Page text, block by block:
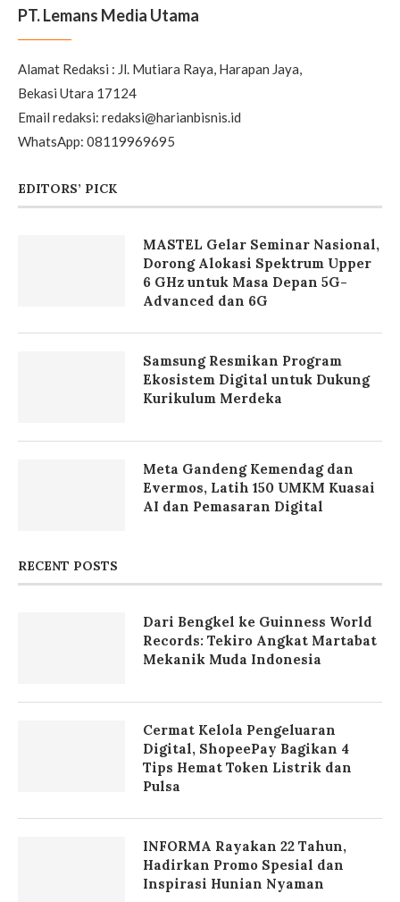
PT. Lemans Media Utama
Alamat Redaksi : Jl. Mutiara Raya, Harapan Jaya,
Bekasi Utara 17124
Email redaksi: redaksi@harianbisnis.id
WhatsApp: 08119969695
EDITORS’ PICK
MASTEL Gelar Seminar Nasional,
Dorong Alokasi Spektrum Upper
6 GHz untuk Masa Depan 5G-
Advanced dan 6G
Samsung Resmikan Program
Ekosistem Digital untuk Dukung
Kurikulum Merdeka
Meta Gandeng Kemendag dan
Evermos, Latih 150 UMKM Kuasai
AI dan Pemasaran Digital
RECENT POSTS
Dari Bengkel ke Guinness World
Records: Tekiro Angkat Martabat
Mekanik Muda Indonesia
Cermat Kelola Pengeluaran
Digital, ShopeePay Bagikan 4
Tips Hemat Token Listrik dan
Pulsa
INFORMA Rayakan 22 Tahun,
Hadirkan Promo Spesial dan
Inspirasi Hunian Nyaman